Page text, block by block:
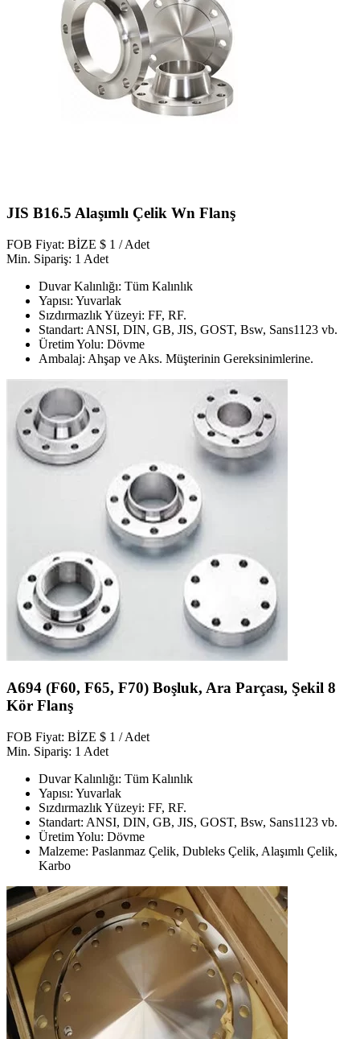
JIS B16.5 Alaşımlı Çelik Wn Flanş
FOB Fiyat: BİZE $ 1 / Adet
Min. Sipariş: 1 Adet
Duvar Kalınlığı: Tüm Kalınlık
Yapısı: Yuvarlak
Sızdırmazlık Yüzeyi: FF, RF.
Standart: ANSI, DIN, GB, JIS, GOST, Bsw, Sans1123 vb.
Üretim Yolu: Dövme
Ambalaj: Ahşap ve Aks. Müşterinin Gereksinimlerine.
A694 (F60, F65, F70) Boşluk, Ara Parçası, Şekil 8
Kör Flanş
FOB Fiyat: BİZE $ 1 / Adet
Min. Sipariş: 1 Adet
Duvar Kalınlığı: Tüm Kalınlık
Yapısı: Yuvarlak
Sızdırmazlık Yüzeyi: FF, RF.
Standart: ANSI, DIN, GB, JIS, GOST, Bsw, Sans1123 vb.
Üretim Yolu: Dövme
Malzeme: Paslanmaz Çelik, Dubleks Çelik, Alaşımlı Çelik,
Karbo